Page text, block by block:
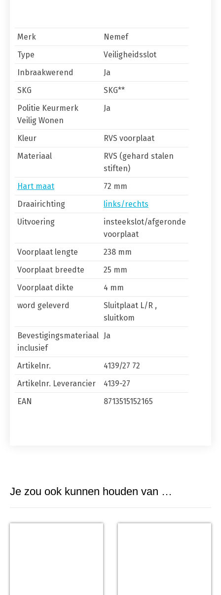
Merk
Nemef
Type
Veiligheidsslot
Inbraakwerend
Ja
SKG
SKG**
Politie Keurmerk
Veilig Wonen
Ja
Kleur
RVS voorplaat
Materiaal
RVS (gehard stalen
stiften)
Hart maat
72 mm
Draairichting
links/rechts
Uitvoering
insteekslot/afgeronde
voorplaat
Voorplaat lengte
238 mm
Voorplaat breedte
25 mm
Voorplaat dikte
4 mm
word geleverd
Sluitplaat L/R ,
sluitkom
Bevestigingsmateriaal
inclusief
Ja
Artikelnr.
4139/27 72
Artikelnr. Leverancier
4139-27
EAN
8713515152165
Je zou ook kunnen houden van …